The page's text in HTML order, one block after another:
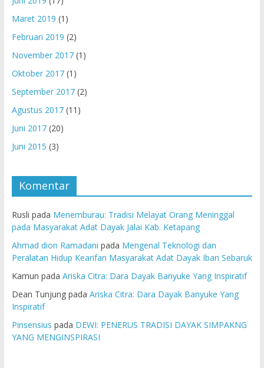
Maret 2019 (1)
Februari 2019 (2)
November 2017(1)
Oktober 2017(1)
September 2017(2)
Agustus 2017(11)
Juni 2017(20)
Juni 2015 (3)
Komentar
Rusli pada Menemburau: Tradisi Melayat Orang Meninggal
pada Masyarakat Adat Dayak Jalai Kab. Ketapang
Ahmad dion Ramadani pada Mengenal Teknologi dan
Peralatan Hidup Kearifan Masyarakat Adat Dayak Iban Sebaruk
Kamun pada Ariska Citra: Dara Dayak Banyuke Yang Inspiratif
Dean Tunjungpada Ariska Citra: Dara Dayak Banyuke Yang
Inspiratif
Pinsensius pada DEWI: PENERUS TRADISI DAYAK SIMPAKNG
YANG MENGINSPIRASI